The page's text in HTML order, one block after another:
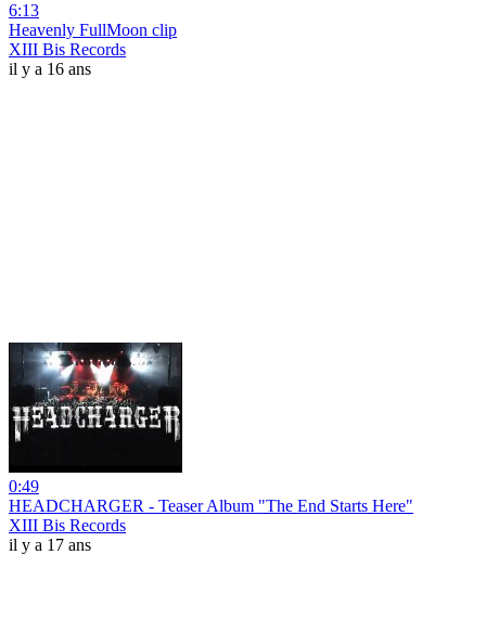
6:13
Heavenly FullMoon clip
XIII Bis Records
il y a 16 ans
0:49
HEADCHARGER - Teaser Album "The End Starts Here"
XIII Bis Records
il y a 17 ans